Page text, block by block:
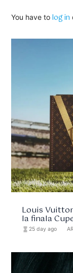
You have tolog in
Louis
la finala
hourglass_full 25 day ago